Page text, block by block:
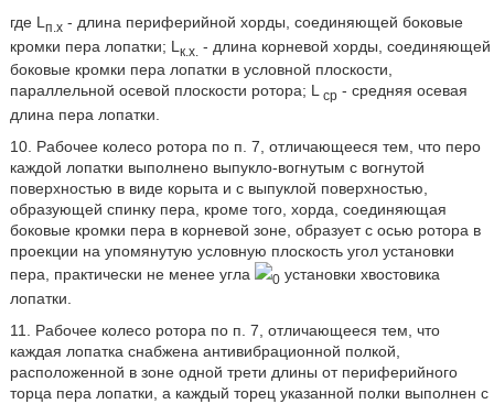
где L п.х- длина периферийной хорды, соединяющей боковые
кромки пера лопатки; L к.х. - длина корневой хорды, соединяющей
боковые кромки пера лопатки в условной плоскости,
параллельной осевой плоскости ротора; Lср - средняя осевая
длина пера лопатки.
10. Рабочее колесо ротора по п. 7, отличающееся тем, что перо
каждой лопатки выполнено выпукло-вогнутым с вогнутой
поверхностью в виде корыта и с выпуклой поверхностью,
образующей спинку пера, кроме того, хорда, соединяющая
боковые кромки пера в корневой зоне, образует с осью ротора в
проекции на упомянутую условную плоскость угол установки
пера, практически не менее угла
0установки хвостовика
лопатки.
11. Рабочее колесо ротора по п. 7, отличающееся тем, что
каждая лопатка снабжена антивибрационной полкой,
расположенной в зоне одной трети длины от периферийного
торца пера лопатки, а каждый торец указанной полки выполнен с